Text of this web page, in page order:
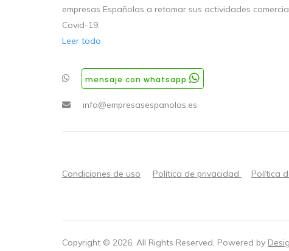
empresas Españolas a retomar sus actividades
Covid-19.
Leer todo
mensaje con whatsapp
info@empresasespanolas.es
Condiciones de uso Política de privacidad Política
Copyright © 2026. All Rights Reserved, Powered by